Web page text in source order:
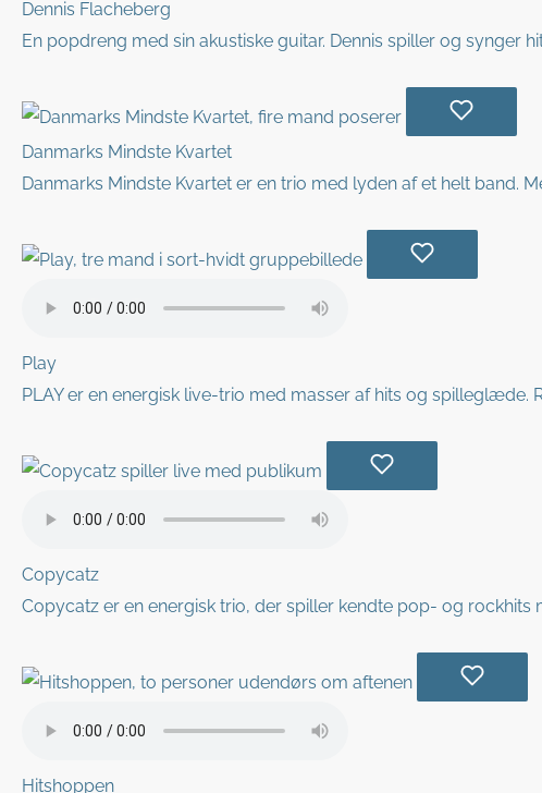
Dennis Flacheberg
En popdreng med sin akustiske guitar. Dennis spiller og synger
Danmarks Mindste Kvartet
Danmarks Mindste Kvartet er en trio med lyden af et helt band.
Play
PLAY er en energisk live-trio med masser af hits og
Copycatz
Copycatz er en energisk trio, der spiller kendte pop- og
Hitshoppen